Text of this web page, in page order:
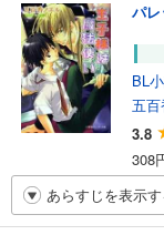
パ
BL
五
3.8
308
あらすじを表示